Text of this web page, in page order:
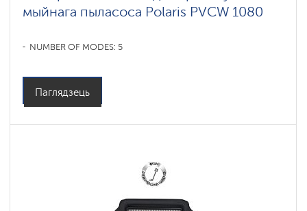
мыйнага пыласоса Polaris PVCW 1080
NUMBER OF MODES: 5
Паглядзець